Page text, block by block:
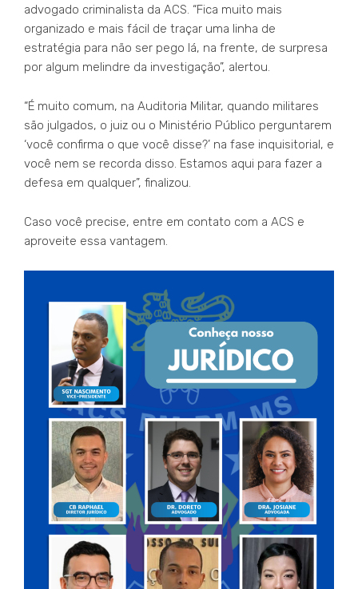
advogado criminalista da ACS. “Fica muito mais
organizado e mais fácil de traçar uma linha de
estratégia para não ser pego lá, na frente, de surpresa
por algum melindre da investigação”, alertou.
“É muito comum, na Auditoria Militar, quando militares
são julgados, o juiz ou o Ministério Público perguntarem
‘você confirma o que você disse?’ na fase inquisitorial, e
você nem se recorda disso. Estamos aqui para fazer a
defesa em qualquer”, finalizou.
Caso você precise, entre em contato com a ACS e
aproveite essa vantagem.